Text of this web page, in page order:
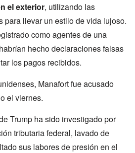
el exterior, utilizando las
para llevar un estilo de vida lujoso.
como agentes de una
hecho declaraciones falsas
los pagos recibidos.
Manafort fue acusado
el viernes.
Trump ha sido investigado por
tributaria federal, lavado de
sus labores de presión en el